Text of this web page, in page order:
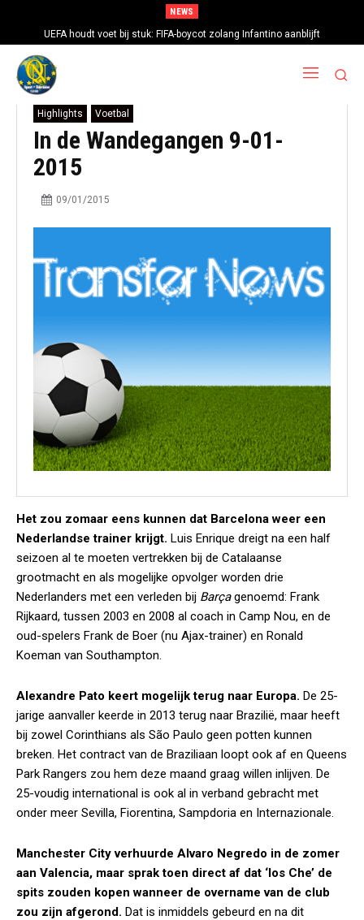
NEWS
UEFA houdt voet bij stuk: FIFA-boycot zolang Infantino aanblijft
Highlights Voetbal
In de Wandegangen 9-01-
2015
09/01/2015
Het zou zomaar eens kunnen dat Barcelona weer een
Nederlandse trainer krijgt. Luis Enrique dreigt na een half
seizoen al te moeten vertrekken bij de Catalaanse
grootmacht en als mogelijke opvolger worden drie
Nederlanders met een verleden bij Barçagenoemd: Frank
Rijkaard, tussen 2003 en 2008 al coach in Camp Nou, en de
oud-spelers Frank de Boer (nu Ajax-trainer) en Ronald
Koeman van Southampton.
Alexandre Pato keert mogelijk terug naar Europa. De 25-
jarige aanvaller keerde in 2013 terug naar Brazilië, maar heeft
bij zowel Corinthians als São Paulo geen potten kunnen
breken. Het contract van de Braziliaan loopt ook af en Queens
Park Rangers zou hem deze maand graag willen inlijven. De
25-voudig international is ook al in verband gebracht met
onder meer Sevilla, Fiorentina, Sampdoria en Internazionale.
Manchester City verhuurde Alvaro Negredo in de zomer
aan Valencia, maar sprak toen direct af dat ‘los Che’ de
spits zouden kopen wanneer de overname van de club
zou zijn afgerond. Dat is inmiddels gebeurd en na dit